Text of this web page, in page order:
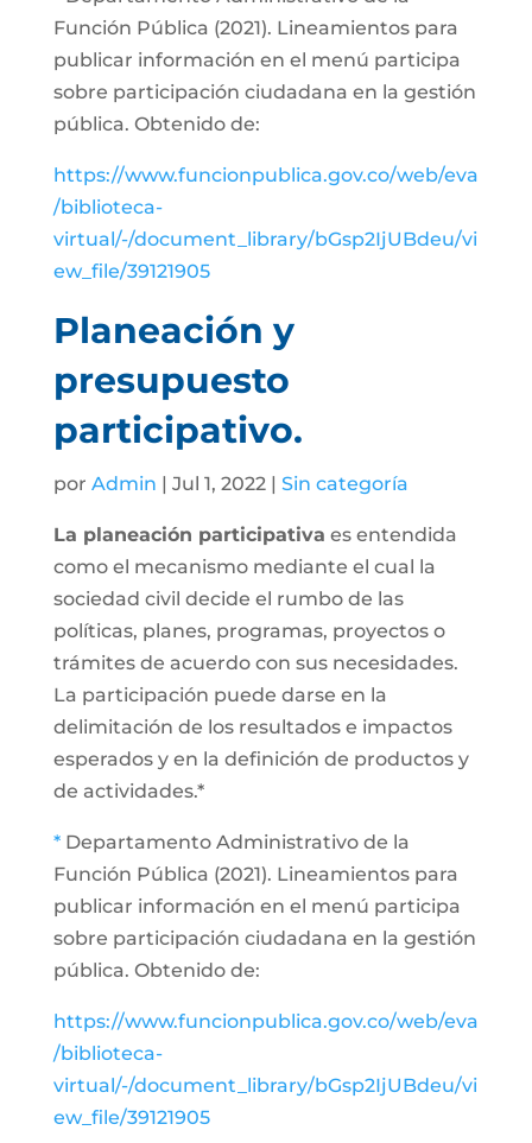
Función Pública (2021). Lineamientos para
publicar información en el menú participa
sobre participación ciudadana en la gestión
pública. Obtenido de:
https://www.funcionpublica.gov.co/web/eva
/biblioteca-
virtual/-/document_library/bGsp2IjUBdeu/vi
ew_file/39121905
Planeación y
presupuesto
participativo.
por Admin | Jul 1, 2022 | Sin categoría
La planeación participativa es entendida
como el mecanismo mediante el cual la
sociedad civil decide el rumbo de las
políticas, planes, programas, proyectos o
trámites de acuerdo con sus necesidades.
La participación puede darse en la
delimitación de los resultados e impactos
esperados y en la definición de productos y
de actividades.*
* Departamento Administrativo de la
Función Pública (2021). Lineamientos para
publicar información en el menú participa
sobre participación ciudadana en la gestión
pública. Obtenido de:
https://www.funcionpublica.gov.co/web/eva
/biblioteca-
virtual/-/document_library/bGsp2IjUBdeu/vi
ew_file/39121905